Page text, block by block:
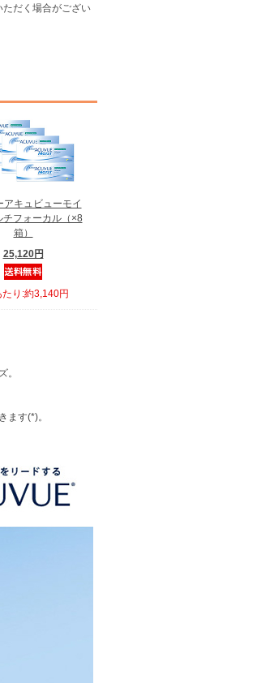
だく場合がござい
アキュビューモイ
チフォーカル（×8
箱）
25,120円
たり:約3,140円
。
ます(*)。